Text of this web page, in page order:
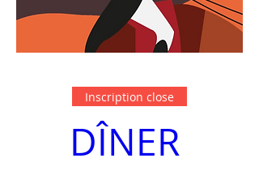
Inscription close
DÎNER